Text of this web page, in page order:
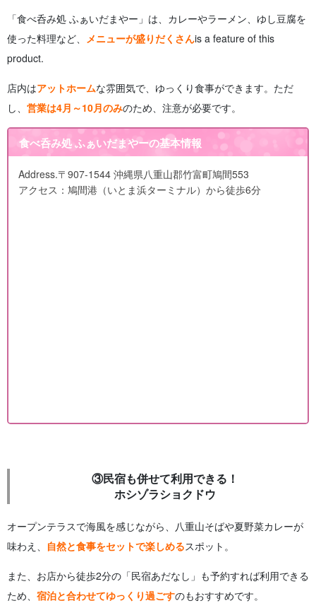
「食べ呑み処 ふぁいだまやー」は、カレーやラーメン、ゆし豆腐を
使った料理など、 メニューが盛りだくさんis a feature of this
product.
店内はアットホームな雰囲気で、ゆっくり食事ができます。ただ
し、 営業は4月～10月のみのため、注意が必要です。
食べ呑み処 ふぁいだまやーの基本情報
Address.〒907-1544 沖縄県八重山郡竹富町鳩間553
アクセス：鳩間港（いとま浜ターミナル）から徒歩6分
③民宿も併せて利用できる！
ホシゾラショクドウ
オープンテラスで海風を感じながら、八重山そばや夏野菜カレーが
味わえ、 自然と食事をセットで楽しめるスポット。
また、お店から徒歩2分の「民宿あだなし」も予約すれば利用できる
ため、 宿泊と合わせてゆっくり過ごすのもおすすめです。